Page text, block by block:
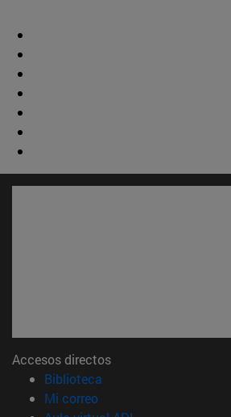
Accesos directos
Biblioteca
Mi correo(abre en nueva ventana)